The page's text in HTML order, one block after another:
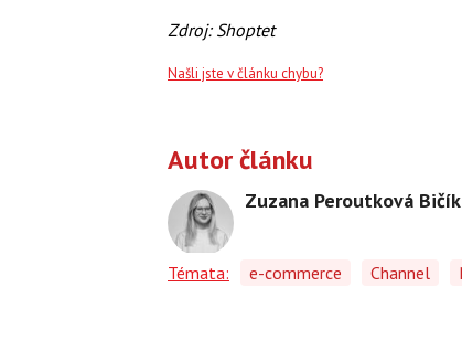
Zdroj: Shoptet
Našli jste v článku chybu?
Autor článku
Zuzana Peroutková
Témata: e-commerce Channel